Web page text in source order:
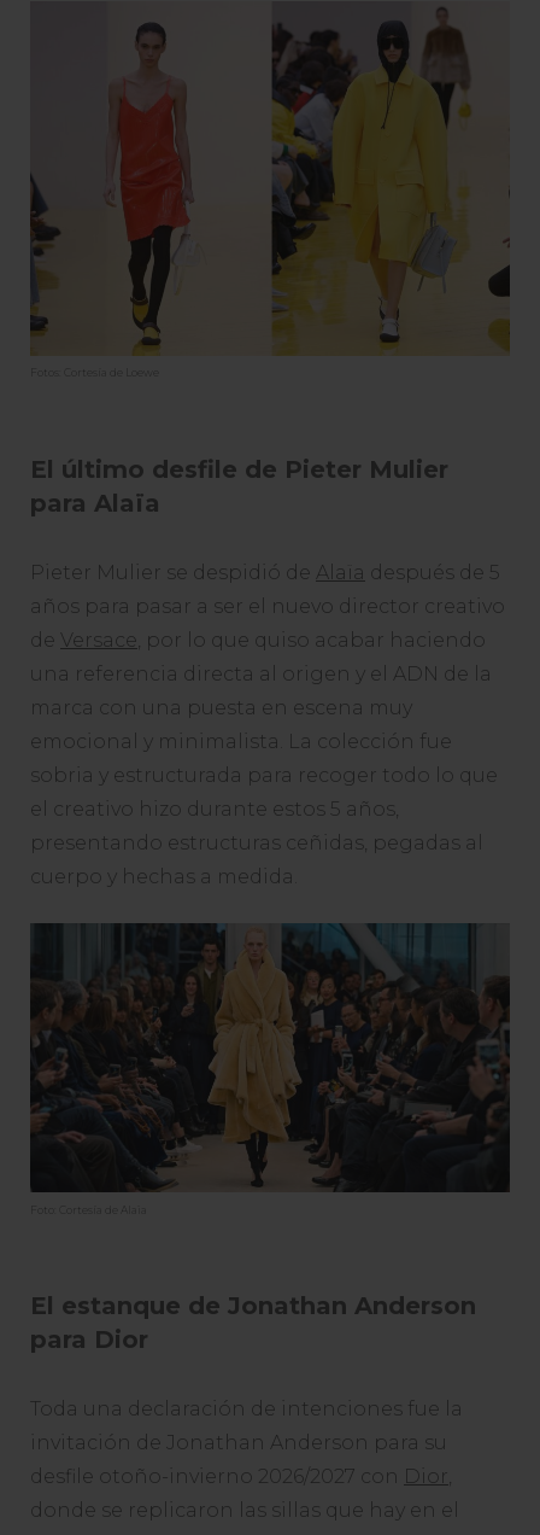
Fotos: Cortesía de Loewe
El último desfile de Pieter Mulier
para Alaïa
Pieter Mulier se despidió de Alaïa después de 5
años para pasar a ser el nuevo director creativo
de Versace , por lo que quiso acabar haciendo
una referencia directa al origen y el ADN de la
marca con una puesta en escena muy
emocional y minimalista. La colección fue
sobria y estructurada para recoger todo lo que
el creativo hizo durante estos 5 años,
presentando estructuras ceñidas, pegadas al
cuerpo y hechas a medida.
Foto: Cortesía de Alaïa
El estanque de Jonathan Anderson
para Dior
Toda una declaración de intenciones fue la
invitación de Jonathan Anderson para su
desfile otoño-invierno 2026/2027 con Dior,
donde se replicaron las sillas que hay en el